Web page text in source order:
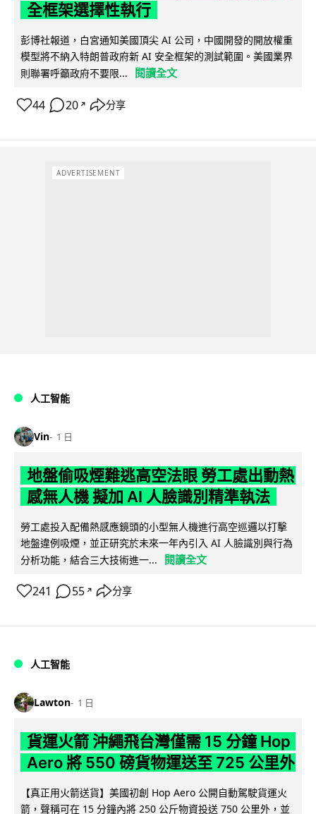
全框架選擇性執行
彭博社報道，白宮通知美國頂尖 AI 公司，中國開發的開放權重
模型將不納入特朗普政府新 AI 安全框架的測試範圍。美國業界
則聯署呼籲政府不要限...
閱讀全文
44 20 ↗ 分享
ADVERTISEMENT
人工智能
Vin 1 日
地盤偷吸煙難逃高空法眼 勞工處出動熱
感無人機 擬加 AI 人臉識別精準執法
勞工處投入配備熱感應鏡頭的小型無人機進行高空巡邏以打擊
地盤違例吸煙，並正研究於未來一年內引入 AI 人臉識別與行為
分析功能，結合三大技術進一...
閱讀全文
241 55 ↗ 分享
人工智能
Lawton 1 日
貨運火箭 沖繩飛台灣僅需 15 分鐘 Hop
Aero 將 550 磅貨物運送至 725 公里外
【真正用火箭送貨】美國初創 Hop Aero 公開自動駕駛貨運火
箭，聲稱可在 15 分鐘內將 250 公斤物資投送 750 公里外，並